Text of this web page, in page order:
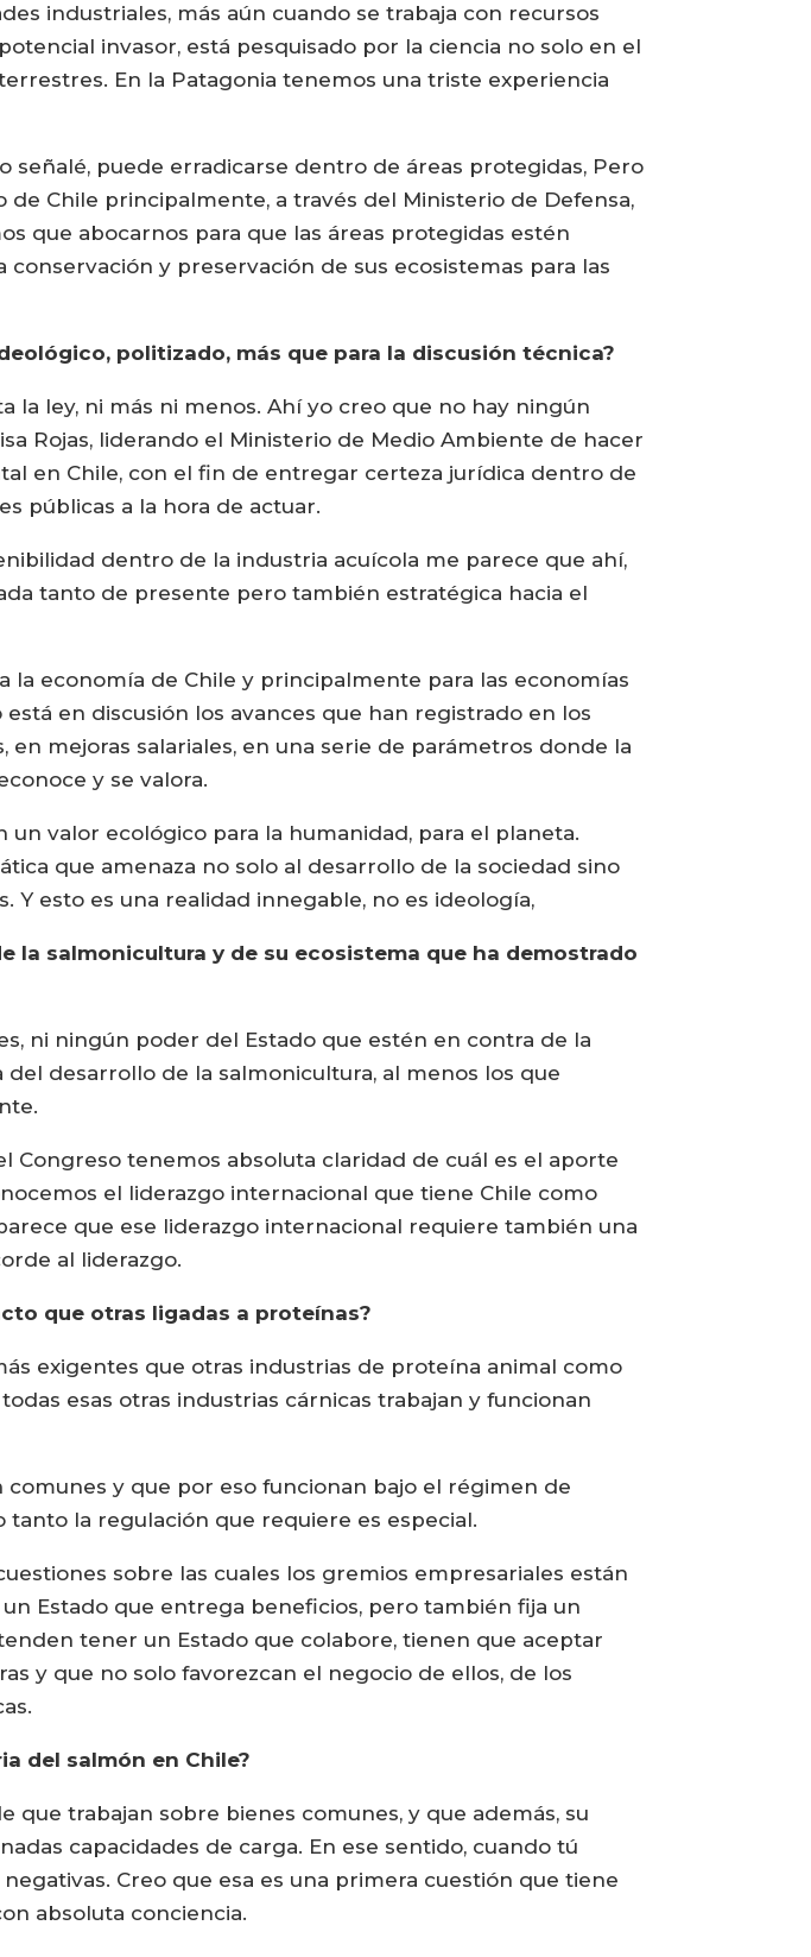
industriales, más aún cuando se trabaja con recursos
invasor, está pesquisado por la ciencia no solo en el
En la Patagonia tenemos una triste experiencia
señalé, puede erradicarse dentro de áreas protegidas, Pero
Chile principalmente, a través del Ministerio de Defensa,
que abocarnos para que las áreas protegidas estén
y preservación de sus ecosistemas para las
politizado, más que para la discusión técnica?
ley, ni más ni menos. Ahí yo creo que no hay ningún
Rojas, liderando el Ministerio de Medio Ambiente de hacer
en Chile, con el fin de entregar certeza jurídica dentro de
públicas a la hora de actuar.
dentro de la industria acuícola me parece que ahí,
tanto de presente pero también estratégica hacia el
economía de Chile y principalmente para las economías
en discusión los avances que han registrado en los
mejoras salariales, en una serie de parámetros donde la
y se valora.
valor ecológico para la humanidad, para el planeta.
que amenaza no solo al desarrollo de la sociedad sino
Y esto es una realidad innegable, no es ideología,
la salmonicultura y de su ecosistema que ha demostrado
ni ningún poder del Estado que estén en contra de la
desarrollo de la salmonicultura, al menos los que
Congreso tenemos absoluta claridad de cuál es el aporte
el liderazgo internacional que tiene Chile como
que ese liderazgo internacional requiere también una
al liderazgo.
que otras ligadas a proteínas?
exigentes que otras industrias de proteína animal como
esas otras industrias cárnicas trabajan y funcionan
comunes y que por eso funcionan bajo el régimen de
tanto la regulación que requiere es especial.
sobre las cuales los gremios empresariales están
Estado que entrega beneficios, pero también fija un
tener un Estado que colabore, tienen que aceptar
y que no solo favorezcan el negocio de ellos, de los
del salmón en Chile?
trabajan sobre bienes comunes, y que además, su
capacidades de carga. En ese sentido, cuando tú
Creo que esa es una primera cuestión que tiene
absoluta conciencia.